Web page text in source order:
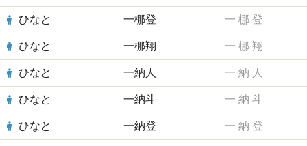
ひなと 一梛登 一 梛 登
ひなと 一梛翔 一 梛 翔
ひなと 一納人 一 納 人
ひなと 一納斗 一 納 斗
ひなと 一納登 一 納 登